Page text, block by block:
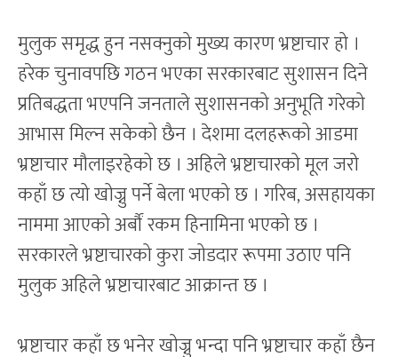
मुलुक समृद्ध हुन नसक्नुको मुख्य कारण भ्रष्टाचार हो ।
हरेक चुनावपछि गठन भएका सरकारबाट सुशासन दिने
प्रतिबद्धता भएपनि जनताले सुशासनको अनुभूति गरेको
आभास मिल्न सकेको छैन । देशमा दलहरूको आडमा
भ्रष्टाचार मौलाइरहेको छ । अहिले भ्रष्टाचारको मूल जरो
कहाँ छ त्यो खोज्नु पर्ने बेला भएको छ । गरिब, असहायका
नाममा आएको अर्बौं रकम हिनामिना भएको छ ।
सरकारले भ्रष्टाचारको कुरा जोडदार रूपमा उठाए पनि
मुलुक अहिले भ्रष्टाचारबाट आक्रान्त छ ।
भ्रष्टाचार कहाँ छ भनेर खोज्नु भन्दा पनि भ्रष्टाचार कहाँ छैन